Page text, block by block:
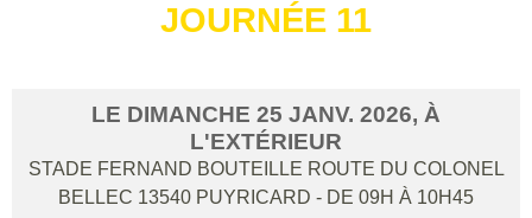
JOURNÉE 11
LE DIMANCHE 25 JANV. 2026, À
L'EXTÉRIEUR
STADE FERNAND BOUTEILLE ROUTE DU COLONEL
BELLEC 13540 PUYRICARD - DE 09H À 10H45